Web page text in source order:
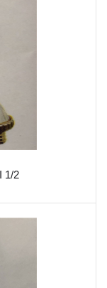
1/2